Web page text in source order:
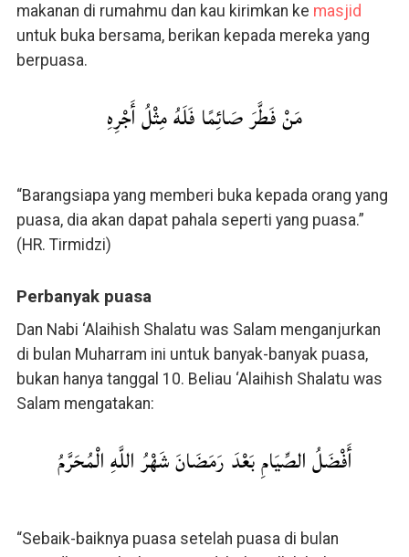
makanan di rumahmu dan kau kirimkan ke masjid
untuk buka bersama, berikan kepada mereka yang
berpuasa.
مَنْ فَطَّرَ صَائِمًا فَلَهُ مِثْلُ أَجْرِهِ
“Barangsiapa yang memberi buka kepada orang yang
puasa, dia akan dapat pahala seperti yang puasa.”
(HR. Tirmidzi)
Perbanyak puasa
Dan Nabi ‘Alaihish Shalatu was Salam menganjurkan
di bulan Muharram ini untuk banyak-banyak puasa,
bukan hanya tanggal 10. Beliau ‘Alaihish Shalatu was
Salam mengatakan:
أَفْضَلُ الصِّيَامِ بَعْدَ رَمَضَانَ شَهْرُ اللَّهِ الْمُحَرَّمُ
“Sebaik-baiknya puasa setelah puasa di bulan